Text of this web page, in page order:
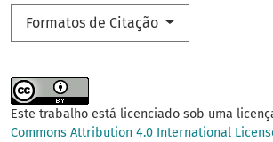
Formatos de Citação
Este trabalho está licenciado sob uma
Commons Attribution 4.0 International